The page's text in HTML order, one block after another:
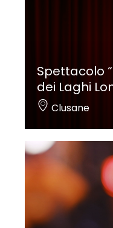
Spettacolo
dei Laghi
Clusane